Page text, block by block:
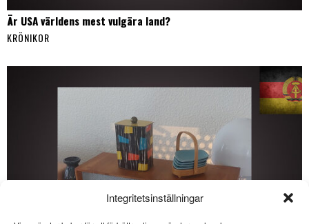
Integritetsinställningar
Är USA världens mest vulgära land?
KRÖNIKOR